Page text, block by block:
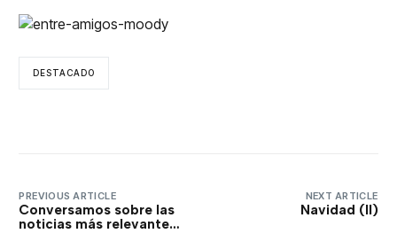
DESTACADO
PREVIOUS ARTICLE
Conversamos sobre las
noticias más relevantes
NEXT ARTICLE
Navidad (II)